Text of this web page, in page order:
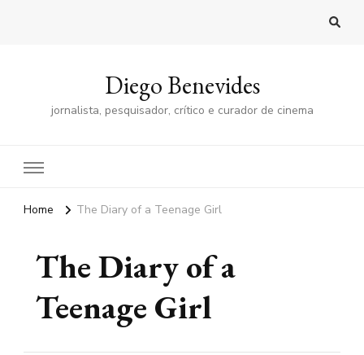
Diego Benevides
jornalista, pesquisador, crítico e curador de cinema
Home The Diary of a Teenage Girl
The Diary of a
Teenage Girl